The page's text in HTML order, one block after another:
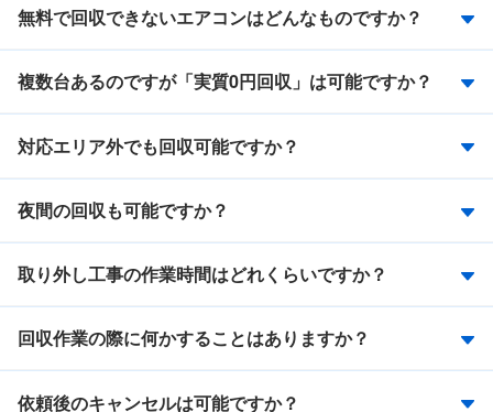
無料で回収できないエアコンはどんなものですか？
複数台あるのですが「実質0円回収」は可能ですか？
対応エリア外でも回収可能ですか？
夜間の回収も可能ですか？
取り外し工事の作業時間はどれくらいですか？
回収作業の際に何かすることはありますか？
依頼後のキャンセルは可能ですか？